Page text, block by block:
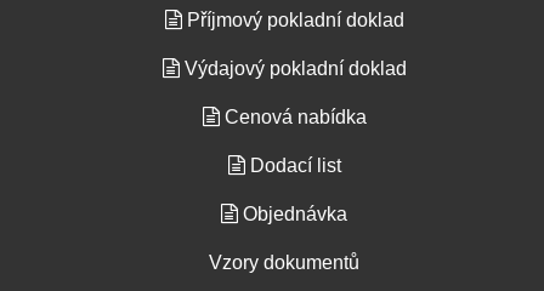
Příjmový pokladní doklad
Výdajový pokladní doklad
Cenová nabídka
Dodací list
Objednávka
Vzory dokumentů